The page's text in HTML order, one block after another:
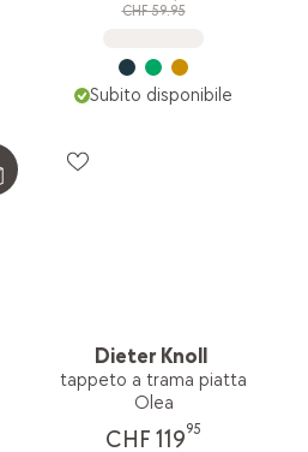
CHF 59.95
Subito disponibile
Dieter Knoll
tappeto a trama piatta
Olea
CHF 11995